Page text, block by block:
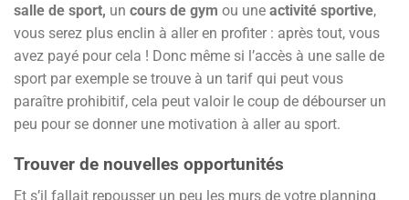
salle de sport, un cours de gym ou une activité sportive,
vous serez plus enclin à aller en profiter : après tout, vous
avez payé pour cela ! Donc même si l’accès à une salle de
sport par exemple se trouve à un tarif qui peut vous
paraître prohibitif, cela peut valoir le coup de débourser un
peu pour se donner une motivation à aller au sport.
Trouver de nouvelles opportunités
Et s’il fallait repousser un peu les murs de votre planning